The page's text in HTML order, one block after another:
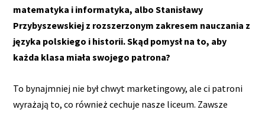
matematyka i informatyka, albo Stanisławy
Przybyszewskiej z rozszerzonym zakresem nauczania z
języka polskiego i historii. Skąd pomysł na to, aby
każda klasa miała swojego patrona?
To bynajmniej nie był chwyt marketingowy, ale ci patroni
wyrażają to, co również cechuje nasze liceum. Zawsze